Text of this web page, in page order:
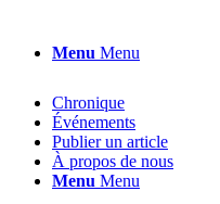
Menu Menu
Chronique
Événements
Publier un article
À propos de nous
Menu Menu